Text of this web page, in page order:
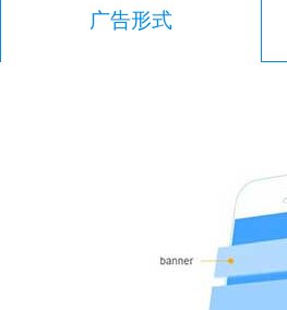
广告形式